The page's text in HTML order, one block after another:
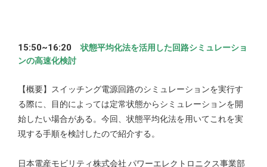
15:50~16:20状態平均化法を活用した回路シミュレーショ
ンの高速化検討
【概要】スイッチング電源回路のシミュレーションを実行す
る際に、目的によっては定常状態からシミュレーションを開
始したい場合がある。今回、状態平均化法を用いてこれを実
現する手順を検討したので紹介する。
日本電産モビリティ株式会社 パワーエレクトロニクス事業部